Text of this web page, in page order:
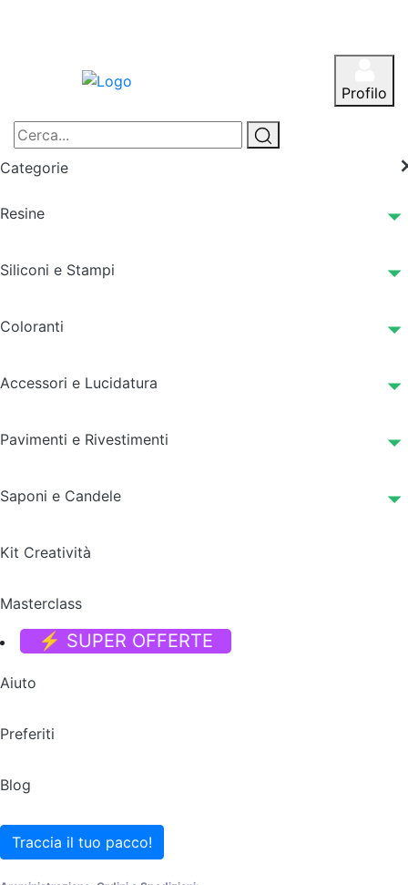
Profilo
Categorie
Resine
Siliconi e Stampi
Coloranti
Accessori e Lucidatura
Pavimenti e Rivestimenti
Saponi e Candele
Kit Creatività
Masterclass
⚡ SUPER OFFERTE
Aiuto
Preferiti
Blog
Traccia il tuo pacco!